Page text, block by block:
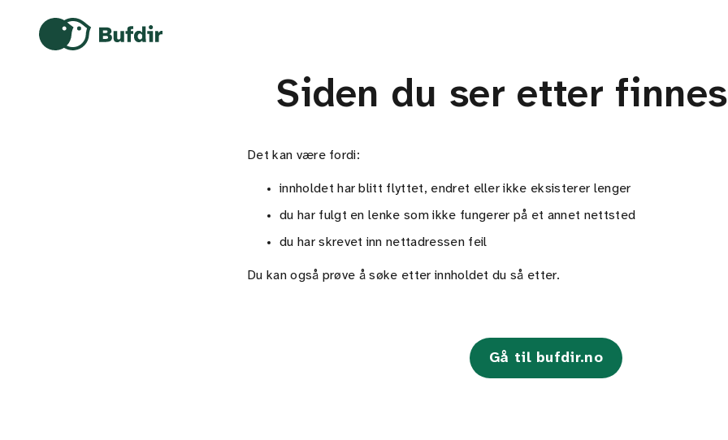
Gå til fremsiden
Siden du ser etter
Det kan være fordi:
innholdet har blitt flyttet, endret eller ikke eksisterer lenger
du har fulgt en lenke som ikke fungerer på et annet nettsted
du har skrevet inn nettadressen feil
Du kan også prøve å søke etter innholdet du så etter.
Gå til bufdir.no